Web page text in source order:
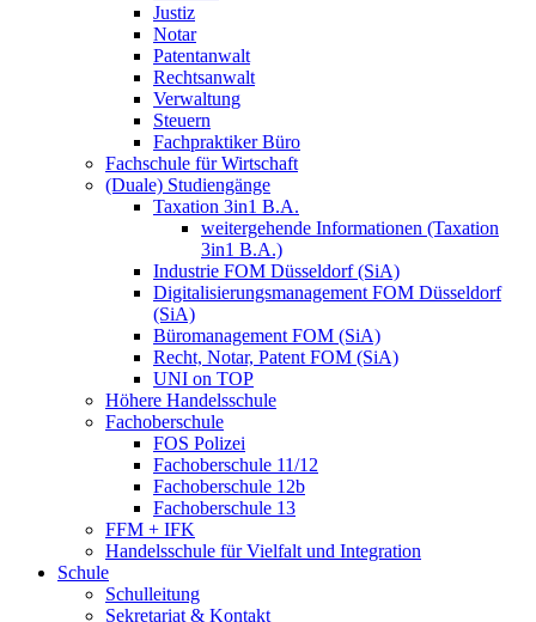
Justiz
Notar
Patentanwalt
Rechtsanwalt
Verwaltung
Steuern
Fachpraktiker Büro
Fachschule für Wirtschaft
(Duale) Studiengänge
Taxation 3in1 B.A.
weitergehende Informationen (Taxation
3in1 B.A.)
Industrie FOM Düsseldorf (SiA)
Digitalisierungsmanagement FOM Düsseldorf
(SiA)
Büromanagement FOM (SiA)
Recht, Notar, Patent FOM (SiA)
UNI on TOP
Höhere Handelsschule
Fachoberschule
FOS Polizei
Fachoberschule 11/12
Fachoberschule 12b
Fachoberschule 13
FFM + IFK
Handelsschule für Vielfalt und Integration
Schule
Schulleitung
Sekretariat & Kontakt